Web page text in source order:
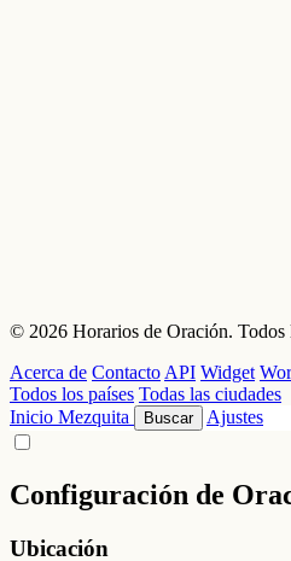
© 2026 Horarios de Oración. Todos
Acerca de Contacto API Widget
Todos los países Todas las ciudades
Inicio Mezquita Buscar Ajustes
Configuración de
Ubicación